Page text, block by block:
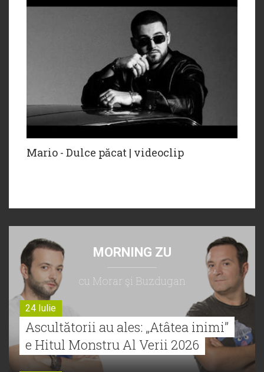
Mario - Dulce păcat | videoclip
MORNING ZU
cu Morar şi Buzdugan
24 Iulie
Ascultătorii au ales: „Atâtea inimi”
e Hitul Monstru Al Verii 2026